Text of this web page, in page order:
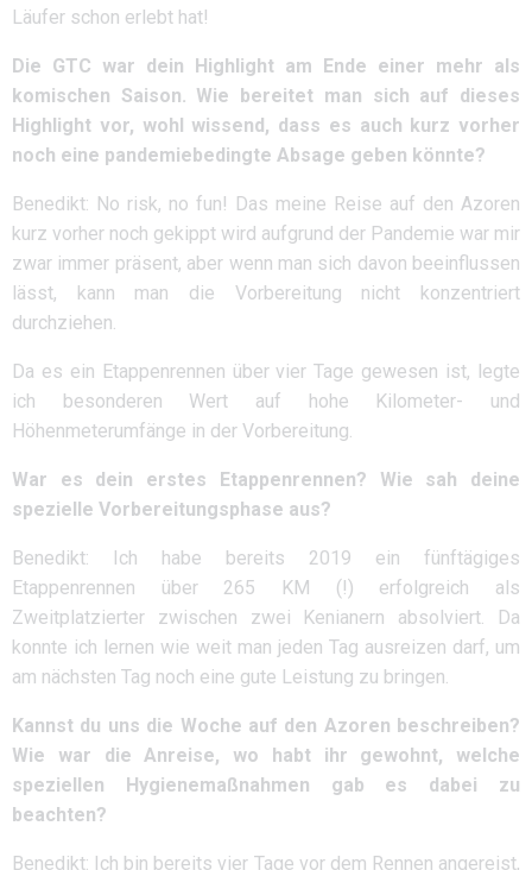
Läufer schon erlebt hat!
Die GTC war dein Highlight am Ende einer mehr als
komischen Saison. Wie bereitet man sich auf dieses
Highlight vor, wohl wissend, dass es auch kurz vorher
noch eine pandemiebedingte Absage geben könnte?
Benedikt: No risk, no fun! Das meine Reise auf den Azoren
kurz vorher noch gekippt wird aufgrund der Pandemie war mir
zwar immer präsent, aber wenn man sich davon beeinflussen
lässt, kann man die Vorbereitung nicht konzentriert
durchziehen.
Da es ein Etappenrennen über vier Tage gewesen ist, legte
ich besonderen Wert auf hohe Kilometer- und
Höhenmeterumfänge in der Vorbereitung.
War es dein erstes Etappenrennen? Wie sah deine
spezielle Vorbereitungsphase aus?
Benedikt: Ich habe bereits 2019 ein fünftägiges
Etappenrennen über 265 KM (!) erfolgreich als
Zweitplatzierter zwischen zwei Kenianern absolviert. Da
konnte ich lernen wie weit man jeden Tag ausreizen darf, um
am nächsten Tag noch eine gute Leistung zu bringen.
Kannst du uns die Woche auf den Azoren beschreiben?
Wie war die Anreise, wo habt ihr gewohnt, welche
speziellen Hygienemaßnahmen gab es dabei zu
beachten?
Benedikt: Ich bin bereits vier Tage vor dem Rennen angereist,